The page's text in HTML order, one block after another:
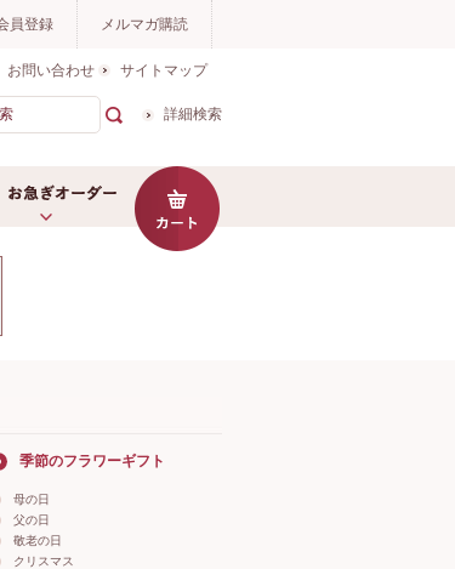
員登録 メルマガ購読
お問い合わせ
サイトマップ
詳細検索
季節のフラワーギフト
母の日
父の日
敬老の日
クリスマス